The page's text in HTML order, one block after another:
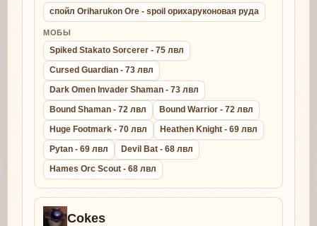
спойл Oriharukon Ore - spoil орихаруконовая руда
МОБЫ
Spiked Stakato Sorcerer - 75 лвл
Cursed Guardian - 73 лвл
Dark Omen Invader Shaman - 73 лвл
Bound Shaman - 72 лвл
Bound Warrior - 72 лвл
Huge Footmark - 70 лвл
Heathen Knight - 69 лвл
Pytan - 69 лвл
Devil Bat - 68 лвл
Hames Orc Scout - 68 лвл
Cokes